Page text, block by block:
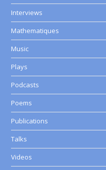
Interviews
Mathematiques
Music
Plays
Podcasts
Poems
Publications
Talks
Videos